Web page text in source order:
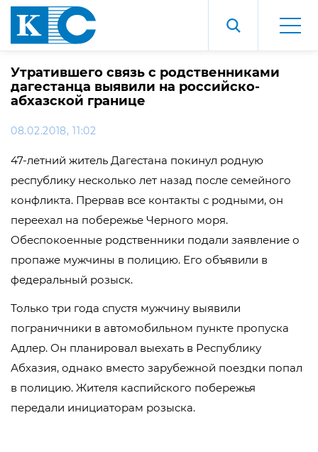
Утратившего связь с родственниками
дагестанца выявили на российско-
абхазской границе
08.02.2018, 11:02
47-летний житель Дагестана покинул родную
республику несколько лет назад после семейного
конфликта. Прервав все контакты с родными, он
переехал на побережье Черного моря.
Обеспокоенные родственники подали заявление о
пропаже мужчины в полицию. Его объявили в
федеральный розыск.
Только три года спустя мужчину выявили
пограничники в автомобильном пункте пропуска
Адлер. Он планировал выехать в Республику
Абхазия, однако вместо зарубежной поездки попал
в полицию. Жителя каспийского побережья
передали инициаторам розыска.